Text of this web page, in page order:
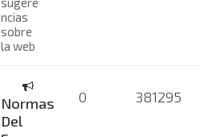
ncias
sobre
la web
Normas
Del
0 381295